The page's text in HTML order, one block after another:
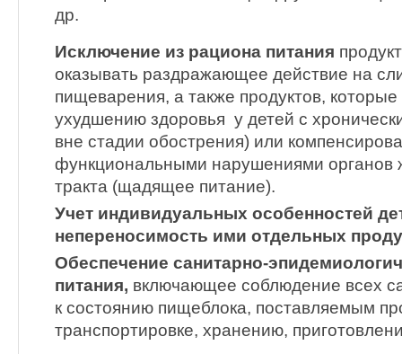
др.
Исключение из рациона питания
оказывать раздражающее действие на
пищеварения, а также продуктов,
ухудшению здоровья у детей с
вне стадии обострения) или
функциональными нарушениями органов
тракта (щадящее питание).
Учет индивидуальных особенностей
непереносимость ими отдельных
Обеспечение санитарно-
питания, включающее соблюдение всех
к состоянию пищеблока, поставляемым
транспортировке, хранению,